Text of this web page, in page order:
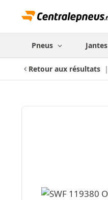
Pneus Jantes
Retour aux résultats